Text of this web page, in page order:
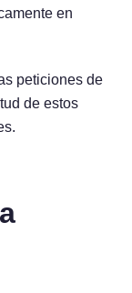
en
peticiones de
de estos